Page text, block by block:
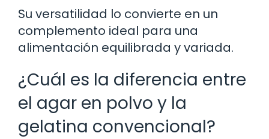
Su versatilidad lo convierte en un
complemento ideal para una
alimentación equilibrada y variada.
¿Cuál es la diferencia entre
el agar en polvo y la
gelatina convencional?